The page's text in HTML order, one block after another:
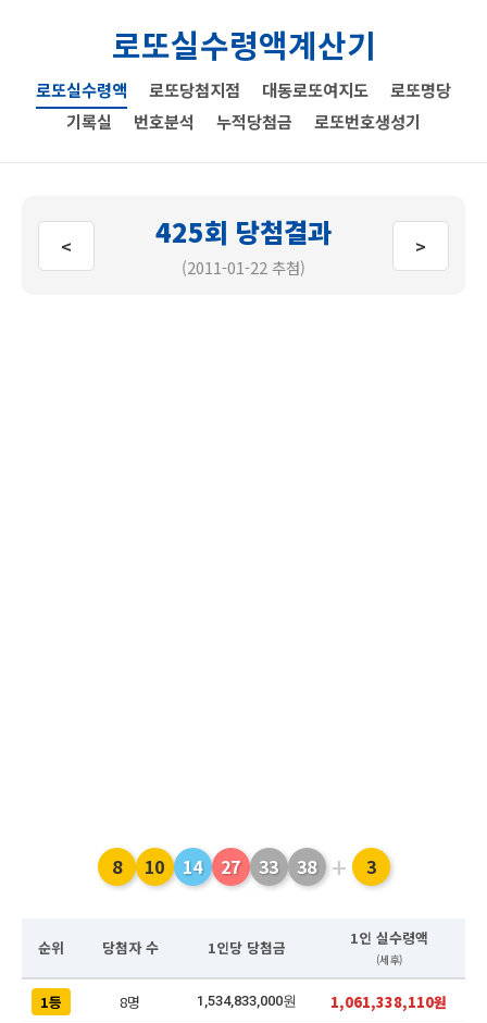
로또실수령액계산기
로또실수령액 로또당첨지점 대동로또여지도
로또명당
기록실
번호분석 누적당첨금 로또번호생성기
< 425회 당첨결과
(2011-01-22 추첨)
>
8 10 14 27 33 38 + 3
순위 당첨자 수 1인당 당첨금 1인 실수령액
(세후)
1등 8명 1,534,833,000원 1,061,338,110원